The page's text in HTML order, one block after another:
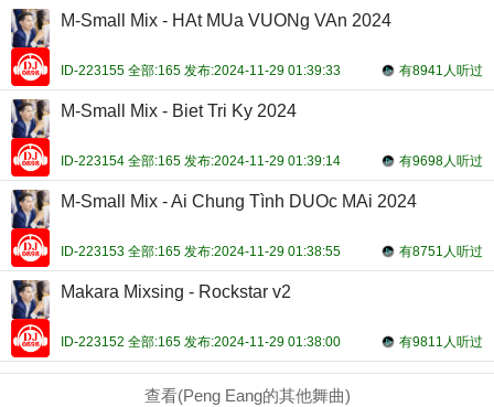
M-Small Mix - HAt MUa VUONg VAn 2024
有8941人听过
ID-223155 全部:165 发布:2024-11-29 01:39:33
M-Small Mix - Biet Tri Ky 2024
有9698人听过
ID-223154 全部:165 发布:2024-11-29 01:39:14
M-Small Mix - Ai Chung Tình DUOc MAi 2024
有8751人听过
ID-223153 全部:165 发布:2024-11-29 01:38:55
Makara Mixsing - Rockstar v2
有9811人听过
ID-223152 全部:165 发布:2024-11-29 01:38:00
查看(Peng Eang的其他舞曲)